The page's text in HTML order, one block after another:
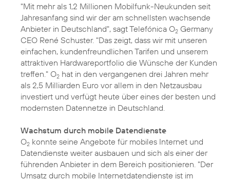
"Mit mehr als 1,2 Millionen Mobilfunk-Neukunden seit
Jahresanfang sind wir der am schnellsten wachsende
Anbieter in Deutschland", sagt Telefónica O2 Germany
CEO René Schuster. "Das zeigt, dass wir mit unseren
einfachen, kundenfreundlichen Tarifen und unserem
attraktiven Hardwareportfolio die Wünsche der Kunden
treffen." O2 hat in den vergangenen drei Jahren mehr
als 2,5 Milliarden Euro vor allem in den Netzausbau
investiert und verfügt heute über eines der besten und
modernsten Datennetze in Deutschland.
Wachstum durch mobile Datendienste
O2 konnte seine Angebote für mobiles Internet und
Datendienste weiter ausbauen und sich als einer der
führenden Anbieter in dem Bereich positionieren. "Der
Umsatz durch mobile Internetdatendienste ist im